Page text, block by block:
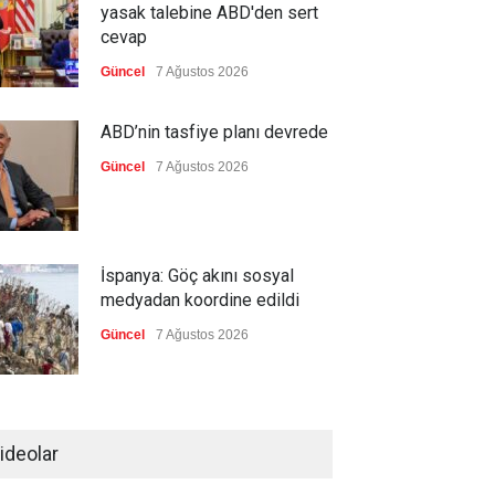
yasak talebine ABD'den sert
cevap
Güncel 7 Ağustos 2026
ABD’nin tasfiye planı devrede
Güncel 7 Ağustos 2026
İspanya: Göç akını sosyal
medyadan koordine edildi
Güncel 7 Ağustos 2026